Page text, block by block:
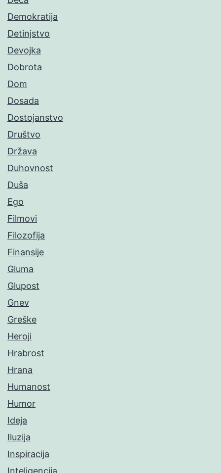
Demokratija
Detinjstvo
Devojka
Dobrota
Dom
Dosada
Dostojanstvo
Društvo
Država
Duhovnost
Duša
Ego
Filmovi
Filozofija
Finansije
Gluma
Glupost
Gnev
Greške
Heroji
Hrabrost
Hrana
Humanost
Humor
Ideja
Iluzija
Inspiracija